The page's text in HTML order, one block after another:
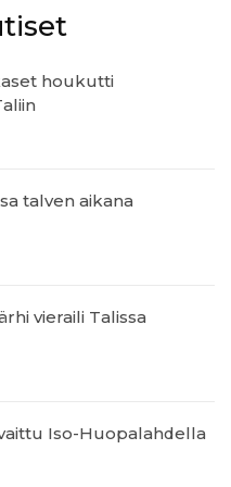
houkutti
talven aikana
vieraili Talissa
Iso-Huopalahdella